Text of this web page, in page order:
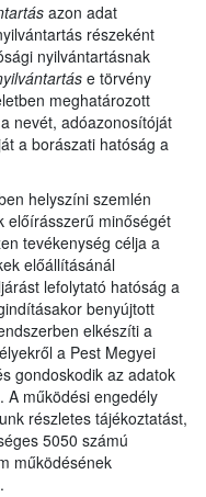
azon adat
részeként
nyilvántartásnak
e törvény
meghatározott
nevét, adóazonosítóját
a borászati hatóság a
helyszíni szemlén
előírásszerű minőségét
tevékenység célja a
előállításánál
lefolytató hatóság a
benyújtott
elkészíti a
a Pest Megyei
gondoskodik az adatok
A működési engedély
részletes tájékoztatást,
5050 számú
működésének